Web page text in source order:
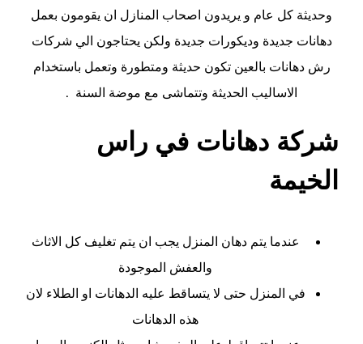
وحديثة كل عام و يريدون اصحاب المنازل ان يقومون بعمل
دهانات جديدة وديكورات جديدة ولكن يحتاجون الي شركات
رش دهانات بالعين تكون حديثة ومتطورة وتعمل باستخدام
الاساليب الحديثة وتتماشى مع موضة السنة .
شركة دهانات في راس
الخيمة
عندما يتم دهان المنزل يجب ان يتم تغليف كل الاثاث
والعفش الموجودة
في المنزل حتى لا يتساقط عليه الدهانات او الطلاء لان
هذه الدهانات